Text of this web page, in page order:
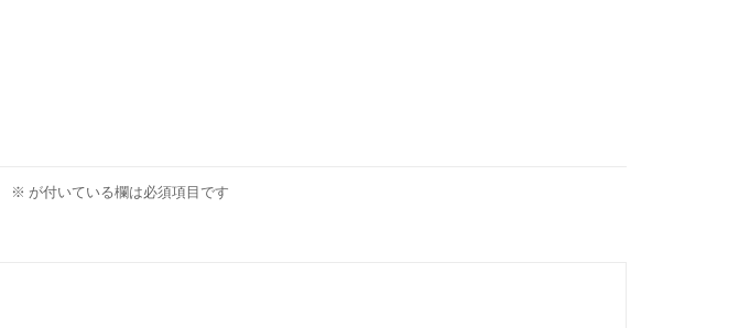
※ が付いている欄は必須項目です